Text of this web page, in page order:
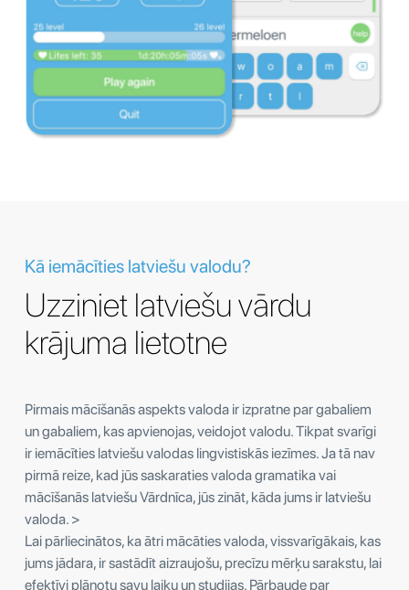
Kā iemācīties latviešu valodu?
Uzziniet latviešu vārdu
krājuma lietotne
Pirmais mācīšanās aspekts valoda ir izpratne par gabaliem
un gabaliem, kas apvienojas, veidojot valodu. Tikpat svarīgi
ir iemācīties latviešu valodas lingvistiskās iezīmes. Ja tā nav
pirmā reize, kad jūs saskaraties valoda gramatika vai
mācīšanās latviešu Vārdnīca, jūs zināt, kāda jums ir latviešu
valoda. >
Lai pārliecinātos, ka ātri mācāties valoda, vissvarīgākais, kas
jums jādara, ir sastādīt aizraujošu, precīzu mērķu sarakstu, lai
efektīvi plānotu savu laiku un studijas. Pārbaude par